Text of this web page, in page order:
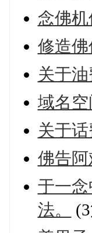
念佛
修造佛
关于
域名空
关于话
佛告
于一
法。